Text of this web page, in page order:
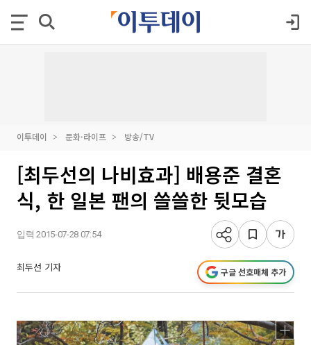
이투데이 문화·라이프 방송/TV
[최두선의 나비효과] 배용준 결혼
식, 한 일본 팬의 쓸쓸한 뒷모습
입력 2015-07-28 07:54
최두선 기자 구글 선호매체 추가